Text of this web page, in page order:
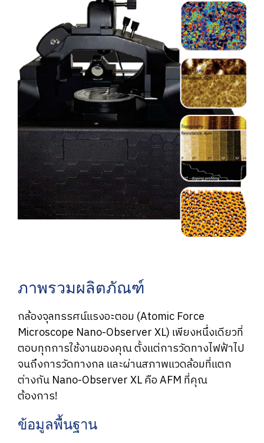
ภาพรวมผลิตภัณฑ์
กล้องจุลทรรศน์แรงอะตอม (Atomic Force
Microscope Nano-Observer XL) เพียงหนึ่งเดียวที่
ตอบทุกการใช้งานของคุณ ตั้งแต่การวัดทางไฟฟ้าไป
จนถึงการวัดทางกล และผ่านสภาพแวดล้อมที่แตก
ต่างกัน Nano-Observer XL คือ AFM ที่คุณ
ต้องการ!
ข้อมูลพื้นฐาน